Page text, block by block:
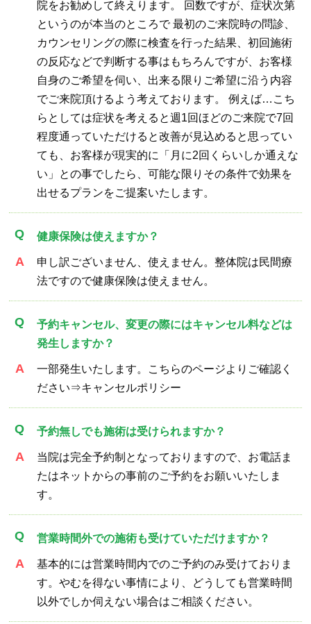
院をお勧めして終えります。 回数ですが、症状次第
というのが本当のところで 最初のご来院時の問診、
カウンセリングの際に検査を行った結果、初回施術
の反応などで判断する事はもちろんですが、お客様
自身のご希望を伺い、出来る限りご希望に沿う内容
でご来院頂けるよう考えております。 例えば…こち
らとしては症状を考えると週1回ほどのご来院で7回
程度通っていただけると改善が見込めると思ってい
ても、お客様が現実的に「月に2回くらいしか通えな
い」との事でしたら、可能な限りその条件で効果を
出せるプランをご提案いたします。
健康保険は使えますか？
申し訳ございません、使えません。整体院は民間療
法ですので健康保険は使えません。
予約キャンセル、変更の際にはキャンセル料などは
発生しますか？
一部発生いたします。こちらのページよりご確認く
ださい⇒キャンセルポリシー
予約無しでも施術は受けられますか？
当院は完全予約制となっておりますので、お電話ま
たはネットからの事前のご予約をお願いいたしま
す。
営業時間外での施術も受けていただけますか？
基本的には営業時間内でのご予約のみ受けておりま
す。やむを得ない事情により、どうしても営業時間
以外でしか伺えない場合はご相談ください。